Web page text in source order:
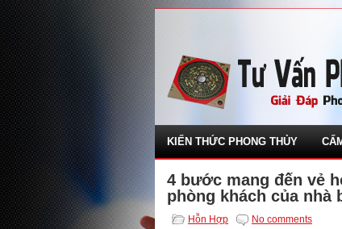
KIẾN THỨC PHONG THỦY
4 bước mang đến vẻ
phòng khách của nhà
Hỗn Hợp No comments